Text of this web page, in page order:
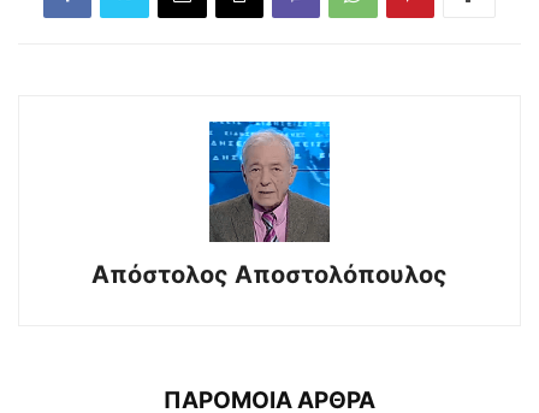
Απόστολος Αποστολόπουλος
ΠΑΡΟΜΟΙΑ ΑΡΘΡΑ